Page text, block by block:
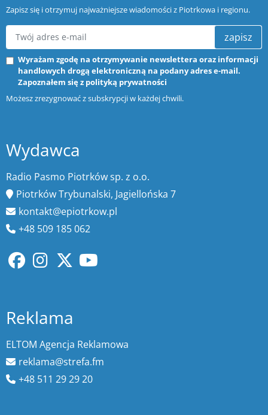
Zapisz się i otrzymuj najważniejsze wiadomości z Piotrkowa i regionu.
zapisz
Wyrażam zgodę na otrzymywanie newslettera oraz informacji
handlowych drogą elektroniczną na podany adres e-mail.
Zapoznałem się z polityką prywatności
Możesz zrezygnować z subskrypcji w każdej chwili.
Wydawca
Radio Pasmo Piotrków sp. z o.o.
Piotrków Trybunalski, Jagiellońska 7
kontakt@epiotrkow.pl
+48 509 185 062
Reklama
ELTOM Agencja Reklamowa
reklama@strefa.fm
+48 511 29 29 20